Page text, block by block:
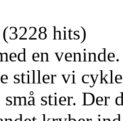
hits)
en
stiller vi
stier. Der